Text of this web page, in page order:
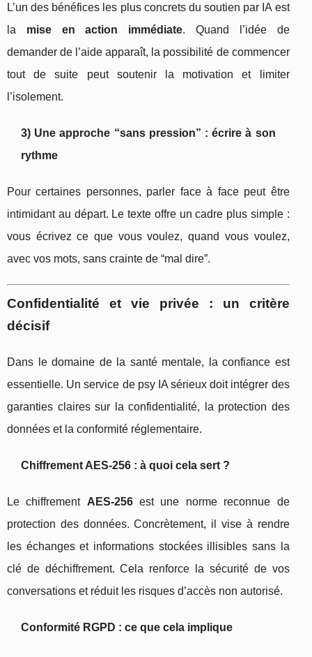
L’un des bénéfices les plus concrets du soutien par IA est
la mise en action immédiate. Quand l’idée de
demander de l’aide apparaît, la possibilité de commencer
tout de suite peut soutenir la motivation et limiter
l’isolement.
3) Une approche “sans pression” : écrire à son
rythme
Pour certaines personnes, parler face à face peut être
intimidant au départ. Le texte offre un cadre plus simple :
vous écrivez ce que vous voulez, quand vous voulez,
avec vos mots, sans crainte de “mal dire”.
Confidentialité et vie privée : un critère
décisif
Dans le domaine de la santé mentale, la confiance est
essentielle. Un service de psy IA sérieux doit intégrer des
garanties claires sur la confidentialité, la protection des
données et la conformité réglementaire.
Chiffrement AES-256 : à quoi cela sert ?
Le chiffrement AES-256est une norme reconnue de
protection des données. Concrètement, il vise à rendre
les échanges et informations stockées illisibles sans la
clé de déchiffrement. Cela renforce la sécurité de vos
conversations et réduit les risques d’accès non autorisé.
Conformité RGPD : ce que cela implique